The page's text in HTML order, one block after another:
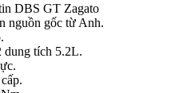
DBS GT Zagato
nguồn gốc từ Anh.
dung tích 5.2L.